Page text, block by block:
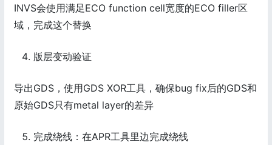
INVS会使用满足ECO function cell宽度的ECO filler区
域，完成这个替换
版层变动验证
导出GDS，使用GDS XOR工具，确保bug fix后的GDS和
原始GDS只有metal layer的差异
完成绕线：在APR工具里边完成绕线